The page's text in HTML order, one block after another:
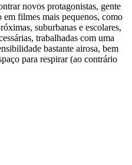
novos protagonistas, gente
em filmes mais pequenos, como
suburbanas e escolares,
trabalhadas com uma
bastante airosa, bem
para respirar (ao contrário